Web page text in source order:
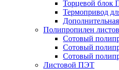
Торцевой блок
Термопривод
Полипропилен
Сотовый
Сотовый
Сотовый
Листовой ПЭТ